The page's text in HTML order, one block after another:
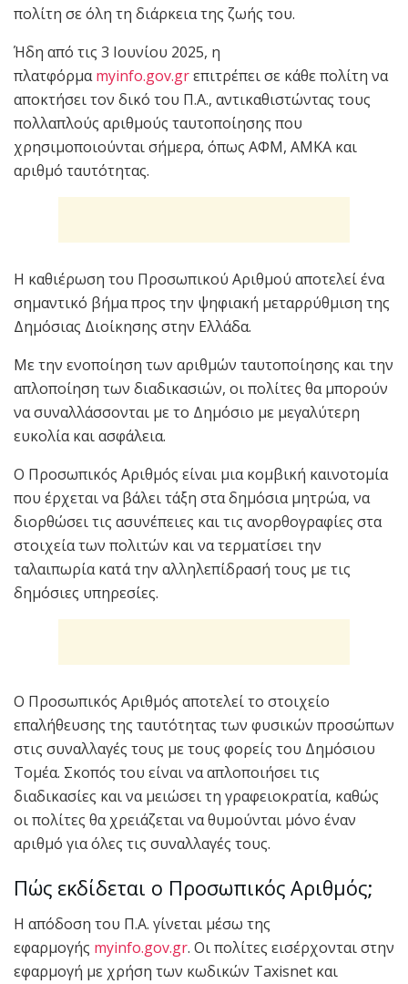
πολίτη σε όλη τη διάρκεια της ζωής του.
Ήδη από τις 3 Ιουνίου 2025, η
πλατφόρμαmyinfo.gov.grεπιτρέπει σε κάθε πολίτη να
αποκτήσει τον δικό του Π.Α., αντικαθιστώντας τους
πολλαπλούς αριθμούς ταυτοποίησης που
χρησιμοποιούνται σήμερα, όπως ΑΦΜ, ΑΜΚΑ και
αριθμό ταυτότητας.
Η καθιέρωση του Προσωπικού Αριθμού αποτελεί ένα
σημαντικό βήμα προς την ψηφιακή μεταρρύθμιση της
Δημόσιας Διοίκησης στην Ελλάδα.
Με την ενοποίηση των αριθμών ταυτοποίησης και την
απλοποίηση των διαδικασιών, οι πολίτες θα μπορούν
να συναλλάσσονται με το Δημόσιο με μεγαλύτερη
ευκολία και ασφάλεια.
Ο Προσωπικός Αριθμός είναι μια κομβική καινοτομία
που έρχεται να βάλει τάξη στα δημόσια μητρώα, να
διορθώσει τις ασυνέπειες και τις ανορθογραφίες στα
στοιχεία των πολιτών και να τερματίσει την
ταλαιπωρία κατά την αλληλεπίδρασή τους με τις
δημόσιες υπηρεσίες.
Ο Προσωπικός Αριθμός αποτελεί το στοιχείο
επαλήθευσης της ταυτότητας των φυσικών προσώπων
στις συναλλαγές τους με τους φορείς του Δημόσιου
Τομέα. Σκοπός του είναι να απλοποιήσει τις
διαδικασίες και να μειώσει τη γραφειοκρατία, καθώς
οι πολίτες θα χρειάζεται να θυμούνται μόνο έναν
αριθμό για όλες τις συναλλαγές τους.
Πώς εκδίδεται ο Προσωπικός Αριθμός;
Η απόδοση του Π.Α. γίνεται μέσω της
εφαρμογής myinfo.gov.gr. Οι πολίτες εισέρχονται στην
εφαρμογή με χρήση των κωδικών Taxisnet και